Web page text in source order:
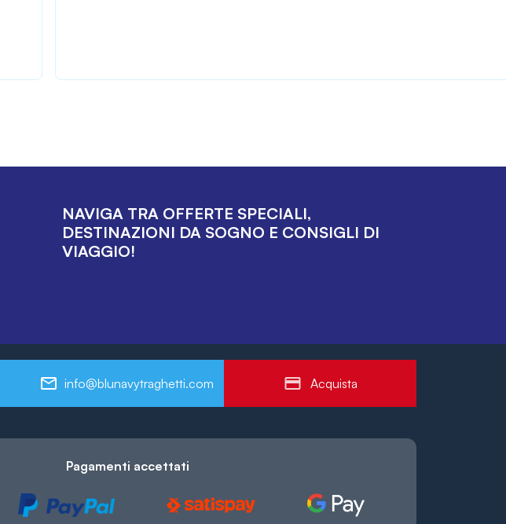
NAVIGA TRA OFFERTE SPECIALI,
DESTINAZIONI DA SOGNO E CONSIGLI DI
VIAGGIO!
info@blunavytraghetti.com Acquista
Pagamenti accettati